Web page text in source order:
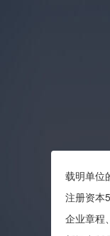
载明单位
注册资本
企业章程